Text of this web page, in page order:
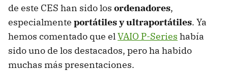
de este CES han sido los ordenadores,
especialmente portátiles y ultraportátiles. Ya
hemos comentado que elVAIO P-Series había
sido uno de los destacados, pero ha habido
muchas más presentaciones.